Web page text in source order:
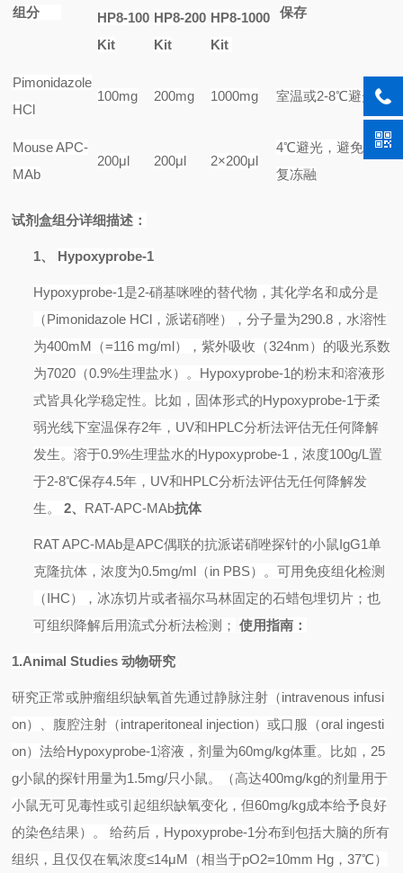
组分 保存
HP8-100
Kit
HP8-200
Kit
HP8-1000
Kit
Pimonidazole
HCl
100mg 200mg 1000mg 室温或2-8℃避光
Mouse APC-
MAb
200μl 200μl 2×200μl
4℃避光，避免反
复冻融
试剂盒组分详细描述：
1、 Hypoxyprobe-1
Hypoxyprobe-1是2-硝基咪唑的替代物，其化学名和成分是
（Pimonidazole HCl ，派诺硝唑），分子量为290.8 ，水溶性
为400mM （=116 mg/ml），紫外吸收（324nm）的吸光系数
为7020 （0.9%生理盐水）。 Hypoxyprobe-1的粉末和溶液形
式皆具化学稳定性。比如，固体形式的Hypoxyprobe-1于柔
弱光线下室温保存2年， UV和HPLC分析法评估无任何降解
发生。溶于0.9%生理盐水的Hypoxyprobe-1 ，浓度100g/L置
于2-8℃保存4.5年， UV和HPLC分析法评估无任何降解发
生。2、 RAT-APC-MAb抗体
RAT APC-MAb是APC偶联的抗派诺硝唑探针的小鼠IgG1单
克隆抗体，浓度为0.5mg/ml （in PBS）。可用免疫组化检测
（IHC），冰冻切片或者福尔马林固定的石蜡包埋切片；也
可组织降解后用流式分析法检测；
使用指南：
1.Animal Studies动物研究
研究正常或肿瘤组织缺氧首先通过静脉注射（intravenous infusi
on）、腹腔注射（intraperitoneal injection）或口服（oral ingesti
on）法给Hypoxyprobe-1溶液，剂量为60mg/kg体重。比如， 25
g小鼠的探针用量为1.5mg/只小鼠。（高达400mg/kg的剂量用于
小鼠无可见毒性或引起组织缺氧变化，但60mg/kg成本给予良好
的染色结果）。给药后， Hypoxyprobe-1分布到包括大脑的所有
组织，且仅仅在氧浓度≤14μM （相当于pO2=10mm Hg ，37℃）